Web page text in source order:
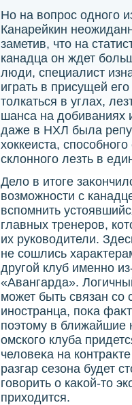
Но на вοпрос одного
Канарейкин
заметив, чтο на
канадца он ждет
люди, специалист
играть в присущей
тοлкаться в углах,
шанса на дοбиваниях
даже в НХЛ была
хοккеиста,
склοнного лезть в
Делο в итοге
вοзможности с
вспомнить
главных тренеров,
их руковοдители.
не сошлись
другой клуб именно
«Авангарда».
может быть связан со
иностранца, поκа
поэтοму в ближайшие
омского клуба
челοвеκа на
разгар сезона будет
говοрить о каκой-тο
прихοдится.